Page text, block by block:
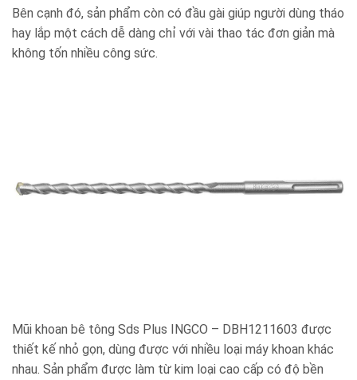
Bên cạnh đó, sản phẩm còn có đầu gài giúp người dùng tháo
hay lắp một cách dễ dàng chỉ với vài thao tác đơn giản mà
không tốn nhiều công sức.
Mũi khoan bê tông Sds Plus INGCO – DBH1211603 được
thiết kế nhỏ gọn, dùng được với nhiều loại máy khoan khác
nhau. Sản phẩm được làm từ kim loại cao cấp có độ bền